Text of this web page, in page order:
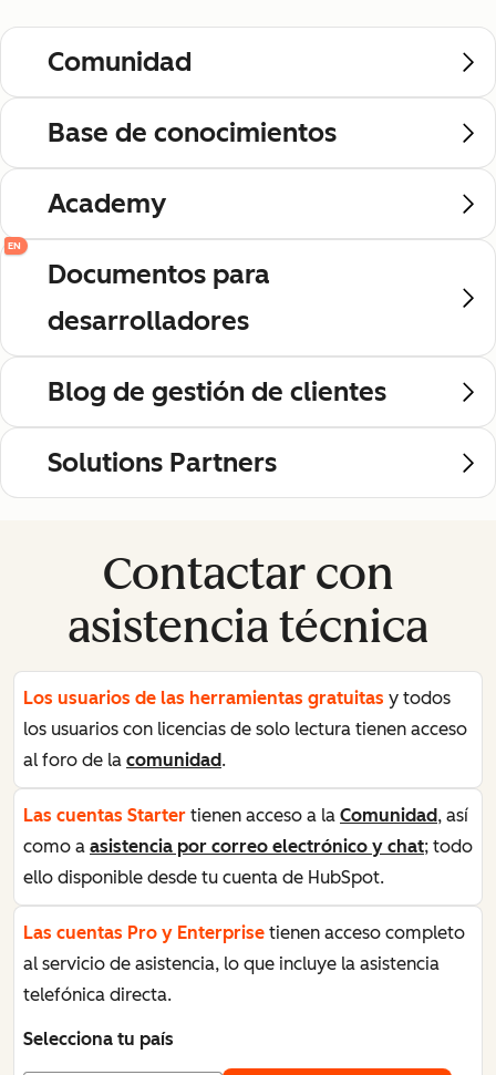
Comunidad
Base de conocimientos
Academy
EN
Documentos para
desarrolladores
Blog de gestión de clientes
Solutions Partners
Contactar con
asistencia técnica
Los usuarios de las herramientas gratuitas y todos
los usuarios con licencias de solo lectura tienen acceso
al foro de la comunidad.
Las cuentas Starter tienen acceso a la Comunidad, así
como a asistencia por correo electrónico y chat; todo
ello disponible desde tu cuenta de HubSpot.
Las cuentas Pro y Enterprise tienen acceso completo
al servicio de asistencia, lo que incluye la asistencia
telefónica directa.
Selecciona tu país